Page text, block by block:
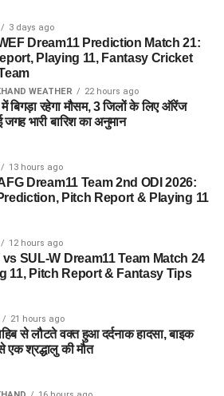
3 days ago
Dream11 Prediction Match 21:
Playing 11, Fantasy Cricket
WEATHER 22 hours ago
बिगड़ा रहेगा मौसम, 3 जिलों के लिए ऑरेंज
भारी बारिश का अनुमान
13 hours ago
Dream11 Team 2nd ODI 2026:
Pitch Report & Playing 11
12 hours ago
vs SUL-W Dream11 Team Match 24
11, Pitch Report & Fantasy Tips
21 hours ago
से लौटते वक्त हुआ दर्दनाक हादसा, बाइक
श्रद्धालु की मौत